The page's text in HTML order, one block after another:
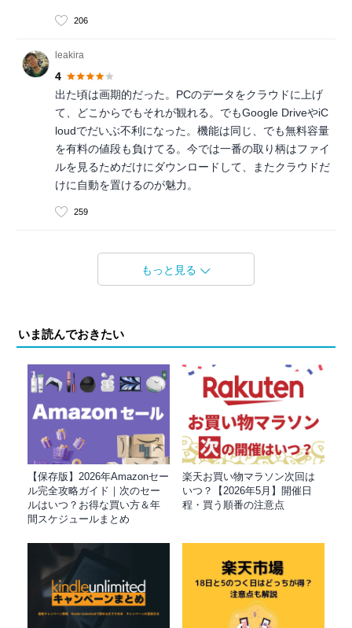
206
leakira
4
出た頃は画期的だった。PCのデータをクラウドに上げ
て、どこからでもそれが観れる。でもGoogle DriveやiC
loudでだいぶ不利になった。機能は同じ、でも無料容量
を有料の値段も負けてる。今では一番の取り柄はファイ
ルを見るためだけにダウンロードして、またクラウドだ
けに自動を置けるのが魅力。
259
もっと見る
いま読んでおきたい
【保存版】2026年Amazonセー
ル完全攻略ガイド｜次のセー
ルはいつ？お得な買い方＆年
間スケジュールまとめ
楽天お買い物マラソン次回は
いつ？【2026年5月】開催日
程・買う順番の注意点